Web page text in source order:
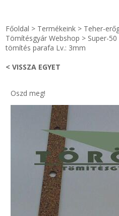
KULCSTARTÓ - KULCSKARIKA
IPARI KARIMA TÖMÍTÉS
TÖMÍTŐ TÁBLA - SZIGETELŐ LEMEZ
Főoldal > Termékeink > Teher-
Tömítésgyár Webshop > Super-
tömítés parafa Lv.: 3mm
< VISSZA EGYET
Oszd meg!